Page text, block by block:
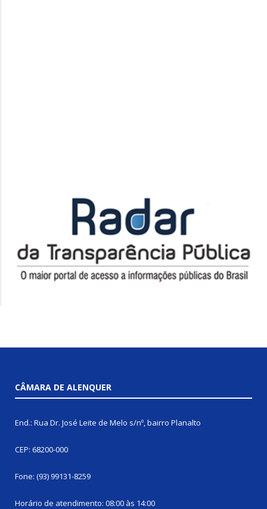
CÂMARA DE ALENQUER
End.: Rua Dr. José Leite de Melo s/nº, bairro Planalto
CEP: 68200-000
Fone: (93) 99131-8259
Horário de atendimento: 08:00 às 14:00